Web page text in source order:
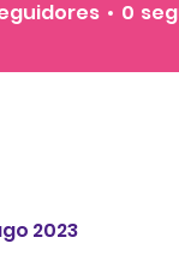
2023
0